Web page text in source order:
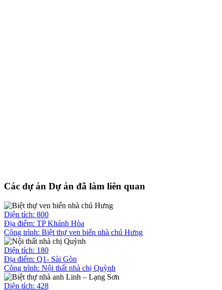
Các dự án Dự án đã làm liên quan
Diện tích: 800
Địa điểm: TP Khánh Hòa
Công trình: Biệt thự ven biển nhà chú Hưng
Diện tích: 180
Địa điểm: Q1- Sài Gòn
Công trình: Nội thất nhà chị Quỳnh
Diện tích: 428